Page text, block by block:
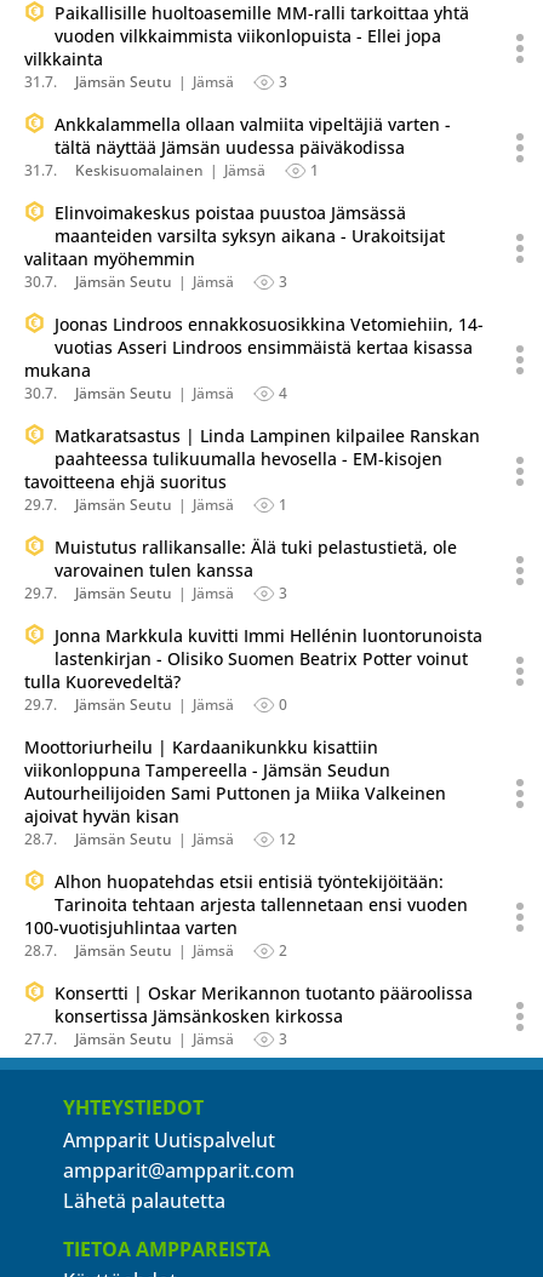
Paikallisille huoltoasemille MM-ralli tarkoittaa yhtä
vuoden vilkkaimmista viikonlopuista - Ellei jopa
vilkkainta
31.7. Jämsän Seutu Jämsä 3
Ankkalammella ollaan valmiita vipeltäjiä varten -
tältä näyttää Jämsän uudessa päiväkodissa
31.7. Keskisuomalainen Jämsä 1
Elinvoimakeskus poistaa puustoa Jämsässä
maanteiden varsilta syksyn aikana - Urakoitsijat
valitaan myöhemmin
30.7. Jämsän Seutu Jämsä 3
Joonas Lindroos ennakkosuosikkina Vetomiehiin, 14-
vuotias Asseri Lindroos ensimmäistä kertaa kisassa
mukana
30.7. Jämsän Seutu Jämsä 4
Matkaratsastus | Linda Lampinen kilpailee Ranskan
paahteessa tulikuumalla hevosella - EM-kisojen
tavoitteena ehjä suoritus
29.7. Jämsän Seutu Jämsä 1
Muistutus rallikansalle: Älä tuki pelastustietä, ole
varovainen tulen kanssa
29.7. Jämsän Seutu Jämsä 3
Jonna Markkula kuvitti Immi Hellénin luontorunoista
lastenkirjan - Olisiko Suomen Beatrix Potter voinut
tulla Kuorevedeltä?
29.7. Jämsän Seutu Jämsä 0
Moottoriurheilu | Kardaanikunkku kisattiin
viikonloppuna Tampereella - Jämsän Seudun
Autourheilijoiden Sami Puttonen ja Miika Valkeinen
ajoivat hyvän kisan
28.7. Jämsän Seutu Jämsä 12
Alhon huopatehdas etsii entisiä työntekijöitään:
Tarinoita tehtaan arjesta tallennetaan ensi vuoden
100-vuotisjuhlintaa varten
28.7. Jämsän Seutu Jämsä 2
Konsertti | Oskar Merikannon tuotanto pääroolissa
konsertissa Jämsänkosken kirkossa
27.7. Jämsän Seutu Jämsä 3
YHTEYSTIEDOT
Ampparit Uutispalvelut
ampparit@ampparit.com
Lähetä palautetta
TIETOA AMPPAREISTA